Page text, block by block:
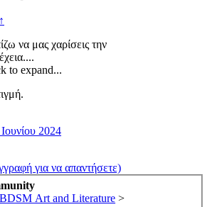
↑
να μας χαρίσεις την
to expand...
2024
για να απαντήσετε)
BDSM Art and Literature >